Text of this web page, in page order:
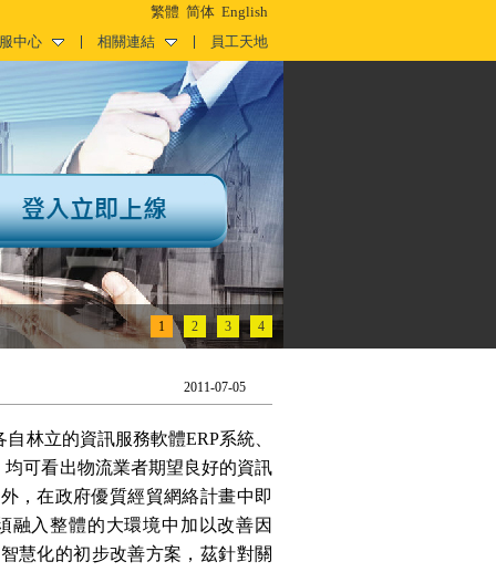
繁體 简体 English
員工天地
相關連結
中心
1 2 3 4
2011-07-05
林立的資訊服務軟體ERP系統、
可看出物流業者期望良好的資訊
，在政府優質經貿網絡計畫中即
融入整體的大環境中加以改善因
慧化的初步改善方案，茲針對關